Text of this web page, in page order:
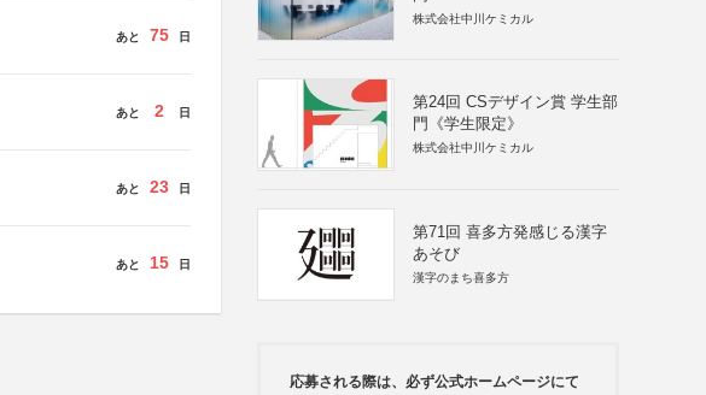
あと 75 日
あと 2 日
あと 23 日
あと 15 日
株式会社中川ケミカル
第24回 CSデザイン賞 学生部
門《学生限定》
株式会社中川ケミカル
第71回 喜多方発感じる漢字
あそび
漢字のまち喜多方
応募される際は、必ず公式ホームページにて